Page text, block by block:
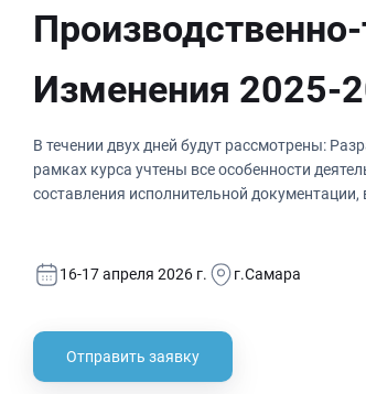
Изменения 2025-
В течении двух дней будут рассмотрены:
рамках курса учтены все особенности
составления исполнительной
16-17 апреля 2026 г. г.Самара
Отправить заявку